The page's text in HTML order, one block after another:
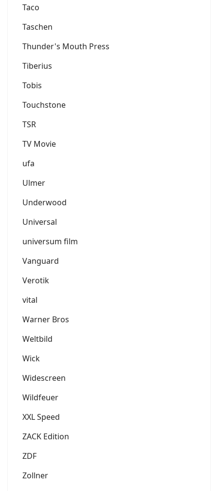
Taco
Taschen
Thunder's Mouth Press
Tiberius
Tobis
Touchstone
TSR
TV Movie
ufa
Ulmer
Underwood
Universal
universum film
Vanguard
Verotik
vital
Warner Bros
Weltbild
Wick
Widescreen
Wildfeuer
XXL Speed
ZACK Edition
ZDF
Zollner